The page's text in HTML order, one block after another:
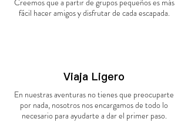
Creemos que a partir de grupos pequeños es más
fácil hacer amigos y disfrutar de cada escapada.
Viaja Ligero
En nuestras aventuras no tienes que preocuparte
por nada, nosotros nos encargamos de todo lo
necesario para ayudarte a dar el primer paso.